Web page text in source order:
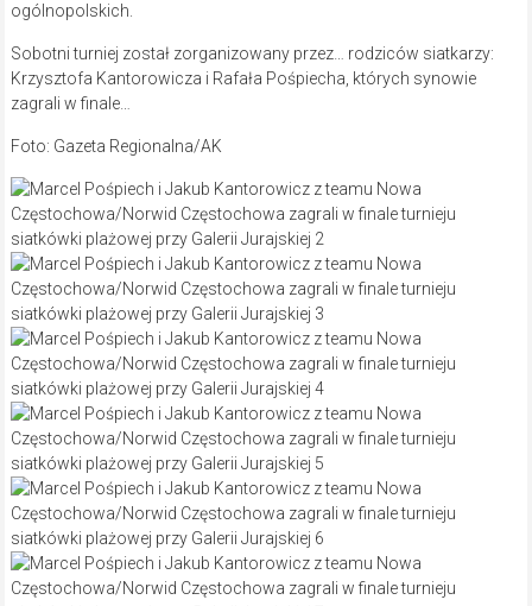
ogólnopolskich.
Sobotni turniej został zorganizowany przez… rodziców siatkarzy:
Krzysztofa Kantorowicza i Rafała Pośpiecha, których synowie
zagrali w finale…
Foto: Gazeta Regionalna/AK